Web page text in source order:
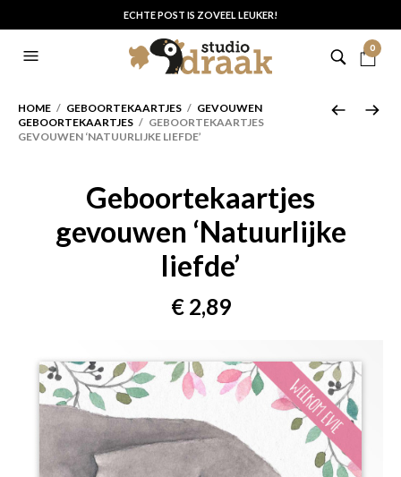
ECHTE POST IS ZOVEEL LEUKER!
0
HOME / GEBOORTEKAARTJES / GEVOUWEN
GEBOORTEKAARTJES / GEBOORTEKAARTJES
GEVOUWEN ‘NATUURLIJKE LIEFDE’
Geboortekaartjes
gevouwen ‘Natuurlijke
liefde’
€2,89